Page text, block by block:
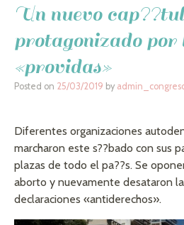
Un nuevo
protagonizado por
«providas»
Posted on 25/03/2019 by
Diferentes organizaciones
marcharon este s??bado con sus
plazas de todo el pa??s. Se
aborto y nuevamente desataron
declaraciones «antiderechos».